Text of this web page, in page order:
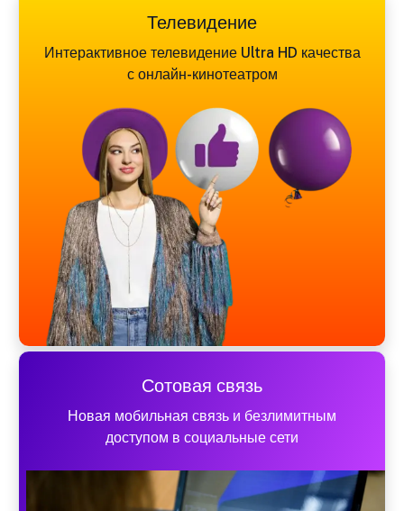
Телевидение
Интерактивное телевидение Ultra HD качества
с онлайн-кинотеатром
Сотовая связь
Новая мобильная связь и безлимитным
доступом в социальные сети